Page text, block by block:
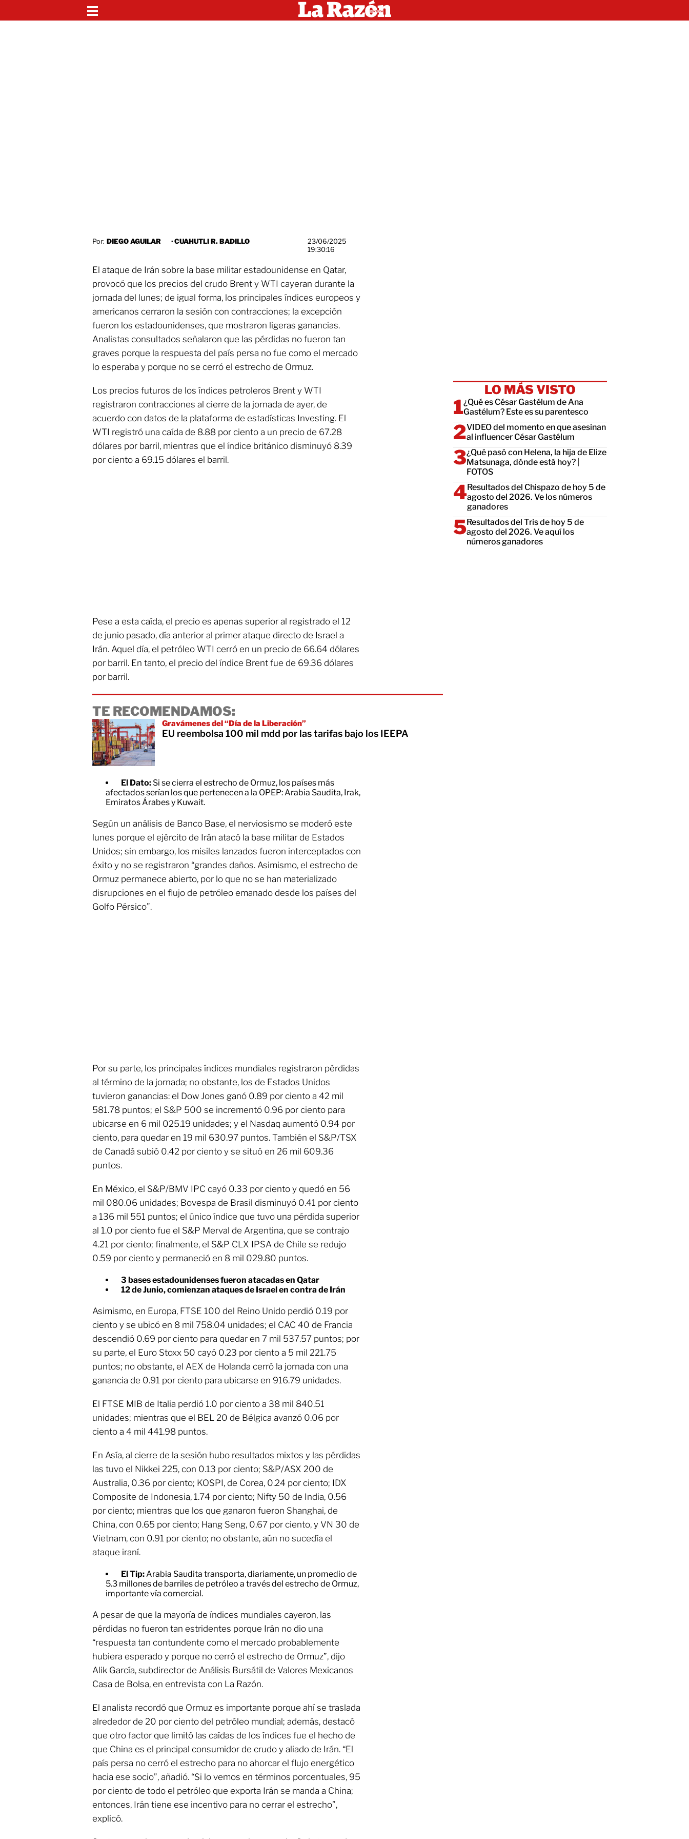
Por: DIEGO AGUILAR ·CUAHUTLI R. BADILLO
23/06/2025
19:30:16
El ataque de Irán sobre la base militar estadounidense en Qatar,
provocó que los precios del crudo Brent y WTI cayeran durante la
jornada del lunes; de igual forma, los principales índices europeos y
americanos cerraron la sesión con contracciones; la excepción
fueron los estadounidenses, que mostraron ligeras ganancias.
Analistas consultados señalaron que las pérdidas no fueron tan
graves porque la respuesta del país persa no fue como el mercado
lo esperaba y porque no se cerró el estrecho de Ormuz.
Los precios futuros de los índices petroleros Brent y WTI
registraron contracciones al cierre de la jornada de ayer, de
acuerdo con datos de la plataforma de estadísticas Investing. El
WTI registró una caída de 8.88 por ciento a un precio de 67.28
dólares por barril, mientras que el índice británico disminuyó 8.39
por ciento a 69.15 dólares el barril.
Pese a esta caída, el precio es apenas superior al registrado el 12
de junio pasado, día anterior al primer ataque directo de Israel a
Irán. Aquel día, el petróleo WTI cerró en un precio de 66.64 dólares
por barril. En tanto, el precio del índice Brent fue de 69.36 dólares
por barril.
TE RECOMENDAMOS:
Gravámenes del “Día de la Liberación”
EU reembolsa 100 mil mdd por las tarifas bajo los IEEPA
El Dato: Si se cierra el estrecho de Ormuz, los países más
afectados serían los que pertenecen a la OPEP: Arabia Saudita, Irak,
Emiratos Árabes y Kuwait.
Según un análisis de Banco Base, el nerviosismo se moderó este
lunes porque el ejército de Irán atacó la base militar de Estados
Unidos; sin embargo, los misiles lanzados fueron interceptados con
éxito y no se registraron “grandes daños. Asimismo, el estrecho de
Ormuz permanece abierto, por lo que no se han materializado
disrupciones en el flujo de petróleo emanado desde los países del
Golfo Pérsico”.
Por su parte, los principales índices mundiales registraron pérdidas
al término de la jornada; no obstante, los de Estados Unidos
tuvieron ganancias: el Dow Jones ganó 0.89 por ciento a 42 mil
581.78 puntos; el S&P 500 se incrementó 0.96 por ciento para
ubicarse en 6 mil 025.19 unidades; y el Nasdaq aumentó 0.94 por
ciento, para quedar en 19 mil 630.97 puntos. También el S&P/TSX
de Canadá subió 0.42 por ciento y se situó en 26 mil 609.36
puntos.
En México, el S&P/BMV IPC cayó 0.33 por ciento y quedó en 56
mil 080.06 unidades; Bovespa de Brasil disminuyó 0.41 por ciento
a 136 mil 551 puntos; el único índice que tuvo una pérdida superior
al 1.0 por ciento fue el S&P Merval de Argentina, que se contrajo
4.21 por ciento; finalmente, el S&P CLX IPSA de Chile se redujo
0.59 por ciento y permaneció en 8 mil 029.80 puntos.
3 bases estadounidenses fueron atacadas en Qatar
12 de Junio, comienzan ataques de Israel en contra de Irán
Asimismo, en Europa, FTSE 100 del Reino Unido perdió 0.19 por
ciento y se ubicó en 8 mil 758.04 unidades; el CAC 40 de Francia
descendió 0.69 por ciento para quedar en 7 mil 537.57 puntos; por
su parte, el Euro Stoxx 50 cayó 0.23 por ciento a 5 mil 221.75
puntos; no obstante, el AEX de Holanda cerró la jornada con una
ganancia de 0.91 por ciento para ubicarse en 916.79 unidades.
El FTSE MIB de Italia perdió 1.0 por ciento a 38 mil 840.51
unidades; mientras que el BEL 20 de Bélgica avanzó 0.06 por
ciento a 4 mil 441.98 puntos.
En Asía, al cierre de la sesión hubo resultados mixtos y las pérdidas
las tuvo el Nikkei 225, con 0.13 por ciento; S&P/ASX 200 de
Australia, 0.36 por ciento; KOSPI, de Corea, 0.24 por ciento; IDX
Composite de Indonesia, 1.74 por ciento; Nifty 50 de India, 0.56
por ciento; mientras que los que ganaron fueron Shanghai, de
China, con 0.65 por ciento; Hang Seng, 0.67 por ciento, y VN 30 de
Vietnam, con 0.91 por ciento; no obstante, aún no sucedía el
ataque iraní.
El Tip: Arabia Saudita transporta, diariamente, un promedio de
5.3 millones de barriles de petróleo a través del estrecho de Ormuz,
importante vía comercial.
A pesar de que la mayoría de índices mundiales cayeron, las
pérdidas no fueron tan estridentes porque Irán no dio una
“respuesta tan contundente como el mercado probablemente
hubiera esperado y porque no cerró el estrecho de Ormuz”, dijo
Alik García, subdirector de Análisis Bursátil de Valores Mexicanos
Casa de Bolsa, en entrevista con La Razón.
El analista recordó que Ormuz es importante porque ahí se traslada
alrededor de 20 por ciento del petróleo mundial; además, destacó
que otro factor que limitó las caídas de los índices fue el hecho de
que China es el principal consumidor de crudo y aliado de Irán. “El
país persa no cerró el estrecho para no ahorcar el flujo energético
hacia ese socio”, añadió. “Si lo vemos en términos porcentuales, 95
por ciento de todo el petróleo que exporta Irán se manda a China;
entonces, Irán tiene ese incentivo para no cerrar el estrecho”,
explicó.
LO MÁS VISTO
¿Qué es César Gastélum de Ana
Gastélum? Este es su parentesco
VIDEO del momento en que asesinan
al influencer César Gastélum
¿Qué pasó con Helena, la hija de Elize
Matsunaga, dónde está hoy? |
FOTOS
Resultados del Chispazo de hoy 5 de
agosto del 2026. Ve los números
ganadores
Resultados del Tris de hoy 5 de
agosto del 2026. Ve aquí los
números ganadores